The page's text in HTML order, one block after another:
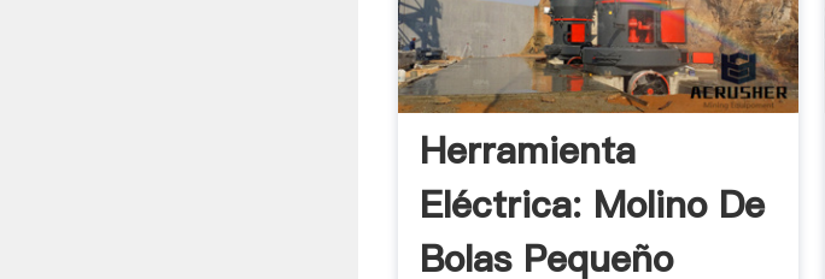
Herramienta
Eléctrica: Molino De
Bolas Pequeño